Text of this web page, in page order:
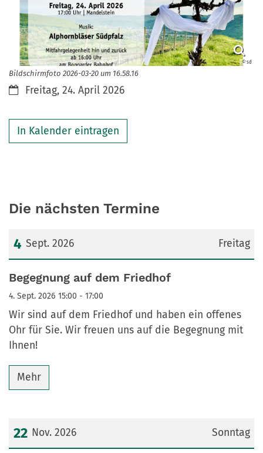
© sd
Bildschirmfoto 2026-03-20 um 16.58.16
Datum:Freitag, 24. April 2026
In Kalender eintragen
Die nächsten Termine
Freitag
4 Sept. 2026
Datum: 4. September 2026
Begegnung auf dem Friedhof
4. Sept. 2026 15:00 - 17:00
Wir sind auf dem Friedhof und haben ein offenes
Ohr für Sie. Wir freuen uns auf die Begegnung mit
Ihnen!
Mehr
Sonntag
22 Nov. 2026